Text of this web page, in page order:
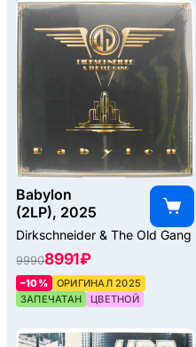
Babylon
(2LP), 2025
Dirkschneider & The Old Gang
99908991 ₽
–10%
ОРИГИНАЛ 2025
ЗАПЕЧАТАН
ЦВЕТНОЙ